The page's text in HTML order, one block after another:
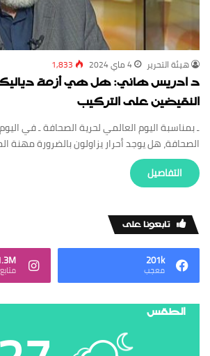
‏هيئة ‏التحرير 4 ماي 2024 1,833
د ادريس هاني: هل هي أزمة
النقيضين على التركيب
ـ بمناسبة اليوم العالمي لحرية الصحافة ـ في
الصحافة، هل يوجد أحرار يزاولون بالضرورة مهنة
‏التفاصيل
‏تابعونا على
201k
‏معجب ‏متابع
الطقس